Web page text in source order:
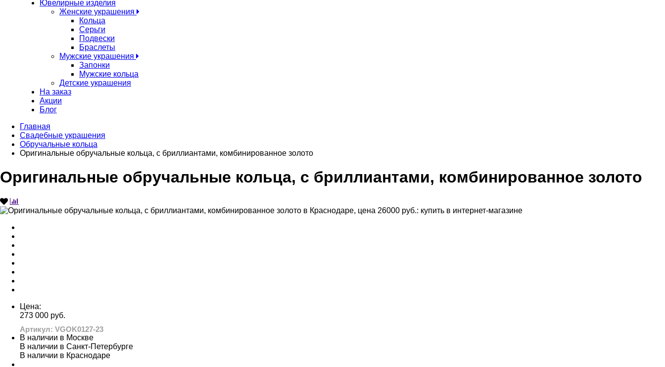
Ювелирные изделия
Женские украшения
Кольца
Серьги
Подвески
Браслеты
Мужские украшения
Запонки
Мужские кольца
Детские украшения
На заказ
Акции
Блог
Главная
Свадебные украшения
Обручальные кольца
Оригинальные обручальные кольца, с бриллиантами, комбинированное золото
Оригинальные обручальные кольца, с бриллиантами, комбинированное золото
Цена:
273 000 руб.
Артикул: VGOK0127-23
В наличии в Москве
В наличии в Санкт-Петербурге
В наличии в Краснодаре